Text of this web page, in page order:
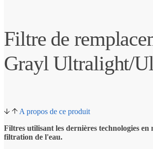
Filtre de
Grayl Ultralight/
A propos de ce produit
Filtres utilisant les dernières technologies en
filtration de l'eau.